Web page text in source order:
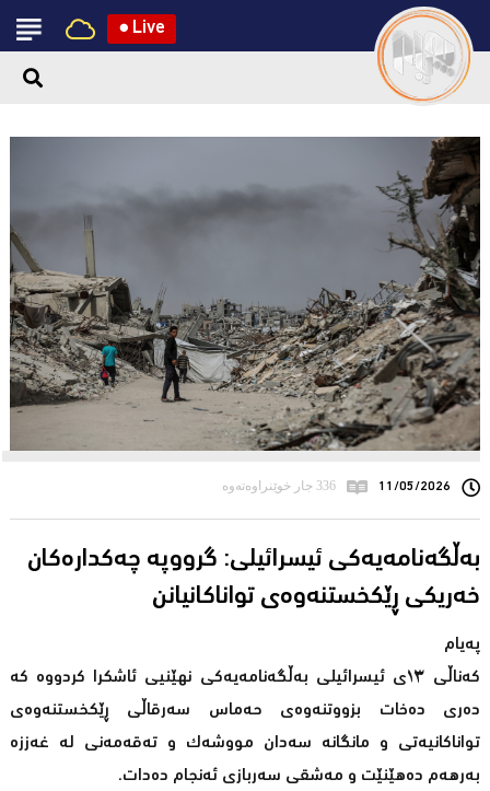
● Live
11/05/2026 336 جار خوێنراوەتەوە
بەڵگەنامەیەکی ئیسرائیلی: گرووپه‌ چه‌كداره‌كان
خه‌ریكی ڕێكخستنه‌وه‌ی تواناكانیانن
پەیام
کەناڵی ١٣ی ئیسرائیلی بەڵگەنامەیەکی نهێنیی ئاشکرا کردووە کە
دەری دەخات بزووتنەوەی حەماس سەرقاڵی ڕێکخستنەوەى
تواناکانیەتی و مانگانە سەدان مووشەک و تەقەمەنی لە غەززە
بەرهەم دەهێنێت و مەشقی سەربازی ئەنجام دەدات.